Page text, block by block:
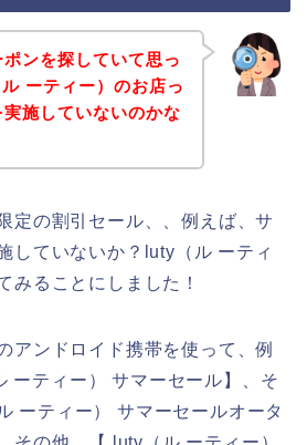
ンを探していて思っ
ーティー）のお店っ
施していないのかな
定の割引セール、、例えば、サ
していないか？luty（ル ーティ
みることにしました！
アンドロイド携帯を使って、例
ーティー） サマーセール】、そ
ーティー） サマーセールオータ